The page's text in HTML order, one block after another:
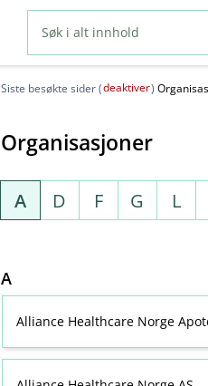
Siste besøkte sider (deaktiver)
Organisasjoner
A D F G L
A
Alliance Healthcare Norge